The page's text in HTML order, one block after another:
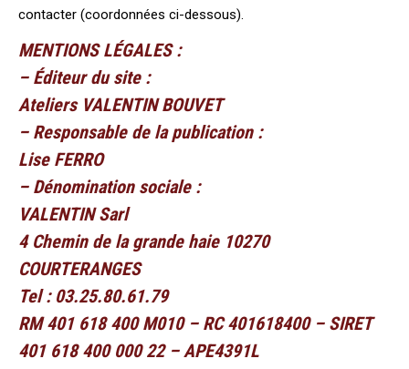
contacter (coordonnées ci-dessous).
MENTIONS LÉGALES :
– Éditeur du site :
Ateliers VALENTIN BOUVET
– Responsable de la publication :
Lise FERRO
– Dénomination sociale :
VALENTIN Sarl
4 Chemin de la grande haie 10270
COURTERANGES
Tel : 03.25.80.61.79
RM 401 618 400 M010 – RC 401618400 – SIRET
401 618 400 000 22 – APE4391L